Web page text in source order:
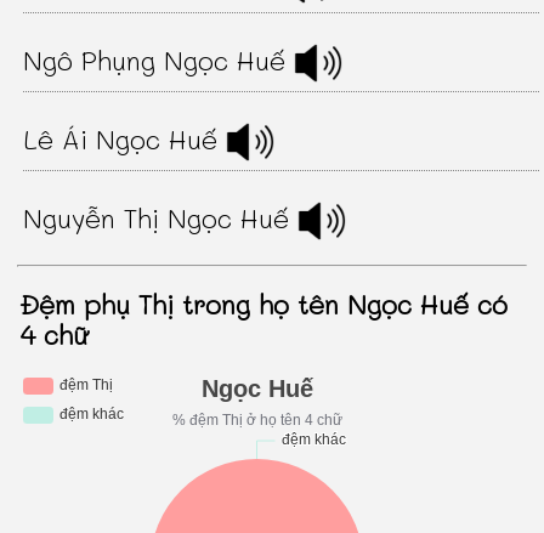
Ngô Phụng Ngọc Huế
Lê Ái Ngọc Huế
Nguyễn Thị Ngọc Huế
Đệm phụ Thị trong họ tên Ngọc Huế có
4 chữ